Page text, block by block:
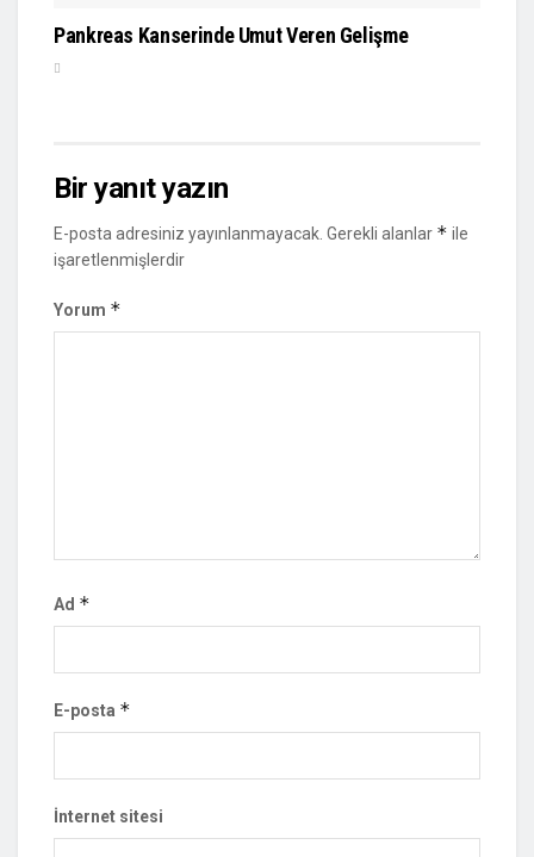
Pankreas Kanserinde Umut Veren Gelişme
Bir yanıt yazın
E-posta adresiniz yayınlanmayacak. Gerekli alanlar * ile
işaretlenmişlerdir
Yorum *
Ad *
E-posta *
İnternet sitesi